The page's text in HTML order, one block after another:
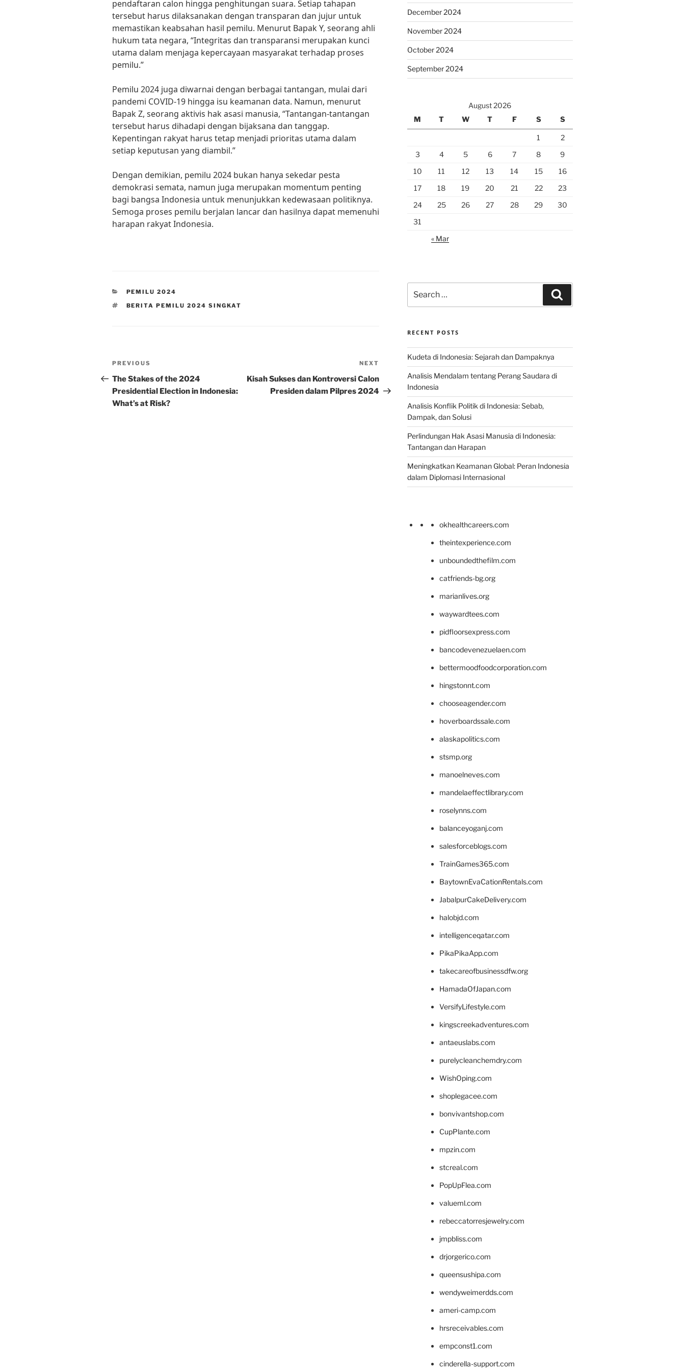
pendaftaran calon hingga penghitungan suara. Setiap tahapan
tersebut harus dilaksanakan dengan transparan dan jujur untuk
memastikan keabsahan hasil pemilu. Menurut Bapak Y, seorang ahli
hukum tata negara, “Integritas dan transparansi merupakan kunci
utama dalam menjaga kepercayaan masyarakat terhadap proses
pemilu.”
Pemilu 2024 juga diwarnai dengan berbagai tantangan, mulai dari
pandemi COVID-19 hingga isu keamanan data. Namun, menurut
Bapak Z, seorang aktivis hak asasi manusia, “Tantangan-tantangan
tersebut harus dihadapi dengan bijaksana dan tanggap.
Kepentingan rakyat harus tetap menjadi prioritas utama dalam
setiap keputusan yang diambil.”
Dengan demikian, pemilu 2024 bukan hanya sekedar pesta
demokrasi semata, namun juga merupakan momentum penting
bagi bangsa Indonesia untuk menunjukkan kedewasaan politiknya.
Semoga proses pemilu berjalan lancar dan hasilnya dapat memenuhi
harapan rakyat Indonesia.
CATEGORIES
PEMILU 2024
TAGS
BERITA PEMILU 2024 SINGKAT
Post
navigation
Previous
Post
PREVIOUS
The Stakes of the 2024
Presidential Election in Indonesia:
What’s at Risk?
Post
NEXT
Kisah Sukses dan Kontroversi Calon
Presiden dalam Pilpres 2024
December 2024
November 2024
October 2024
September 2024
August 2026
M
T W T F S S
1
2
3
4 5 6 7 8
9
10
11 12 13 14 15
16
17
18 19 20 21 22
23
24
25 26 27 28 29
30
31
« Mar
for:
RECENT POSTS
Kudeta di Indonesia: Sejarah dan Dampaknya
Analisis Mendalam tentang Perang Saudara di
Indonesia
Analisis Konflik Politik di Indonesia: Sebab,
Dampak, dan Solusi
Perlindungan Hak Asasi Manusia di Indonesia:
Tantangan dan Harapan
Meningkatkan Keamanan Global: Peran Indonesia
dalam Diplomasi Internasional
okhealthcareers.com
theintexperience.com
unboundedthefilm.com
catfriends-bg.org
marianlives.org
waywardtees.com
pidfloorsexpress.com
bancodevenezuelaen.com
bettermoodfoodcorporation.com
hingstonnt.com
chooseagender.com
hoverboardssale.com
alaskapolitics.com
stsmp.org
manoelneves.com
mandelaeffectlibrary.com
roselynns.com
balanceyoganj.com
salesforceblogs.com
TrainGames365.com
BaytownEvaCationRentals.com
JabalpurCakeDelivery.com
halobjd.com
intelligenceqatar.com
PikaPikaApp.com
takecareofbusinessdfw.org
HamadaOfJapan.com
VersifyLifestyle.com
kingscreekadventures.com
antaeuslabs.com
purelycleanchemdry.com
WishOping.com
shoplegacee.com
bonvivantshop.com
CupPlante.com
mpzin.com
stcreal.com
PopUpFlea.com
valueml.com
rebeccatorresjewelry.com
jmpbliss.com
drjorgerico.com
queensushipa.com
wendyweimerdds.com
ameri-camp.com
hrsreceivables.com
empconst1.com
cinderella-support.com